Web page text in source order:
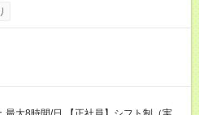
と同じです。